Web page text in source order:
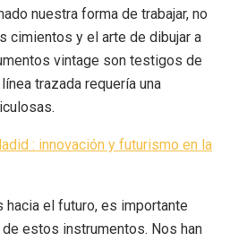
nuestra forma de trabajar, no
cimientos y el arte de dibujar a
vintage son testigos de
trazada requería una
: innovación y futurismo en la
hacia el futuro, es importante
estos instrumentos. Nos han